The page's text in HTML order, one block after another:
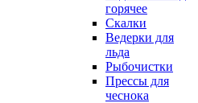
горячее
Скалки
Ведерки для
льда
Рыбочистки
Прессы для
чеснока